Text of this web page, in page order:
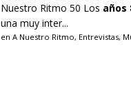
Nuestro Ritmo 50 Los años
una muy inter...
en A Nuestro Ritmo, Entrevistas,